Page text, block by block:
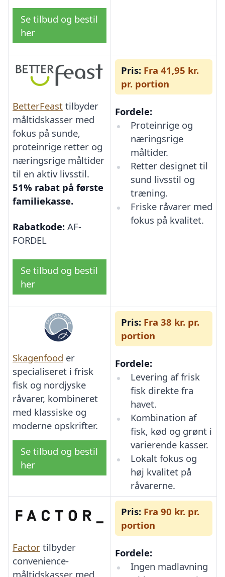
Se tilbud og bestil
her
BetterFeast tilbyder
måltidskasser med
fokus på sunde,
proteinrige retter og
næringsrige måltider
til en aktiv livsstil.
51% rabat på første
familiekasse.
Rabatkode: AF-
FORDEL
Se tilbud og bestil
her
Pris: Fra 41,95 kr.
pr. portion
Fordele:
Proteinrige og
næringsrige
måltider.
Retter designet til
sund livsstil og
træning.
Friske råvarer med
fokus på kvalitet.
Skagenfood er
specialiseret i frisk
fisk og nordjyske
råvarer, kombineret
med klassiske og
moderne opskrifter.
Se tilbud og bestil
her
Pris: Fra 38 kr. pr.
portion
Fordele:
Levering af frisk
fisk direkte fra
havet.
Kombination af
fisk, kød og grønt i
varierende kasser.
Lokalt fokus og
høj kvalitet på
råvarerne.
Factor tilbyder
convenience-
måltidskasser med
Pris: Fra 90 kr. pr.
portion
Fordele:
Ingen madlavning